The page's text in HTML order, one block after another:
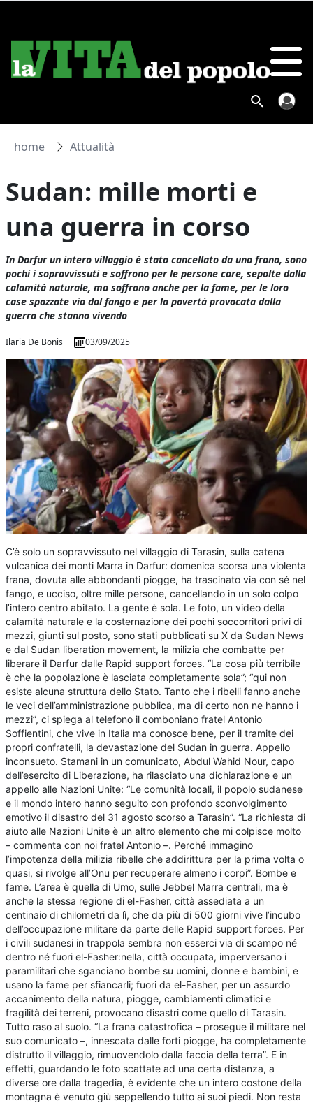
home Attualità
Sudan: mille morti e
una guerra in corso
In Darfur un intero villaggio è stato cancellato da una frana, sono
pochi i sopravvissuti e soffrono per le persone care, sepolte dalla
calamità naturale, ma soffrono anche per la fame, per le loro
case spazzate via dal fango e per la povertà provocata dalla
guerra che stanno vivendo
Ilaria De Bonis 03/09/2025
C’è solo un sopravvissuto nel villaggio di Tarasin, sulla catena
vulcanica dei monti Marra in Darfur: domenica scorsa una violenta
frana, dovuta alle abbondanti piogge, ha trascinato via con sé nel
fango, e ucciso, oltre mille persone, cancellando in un solo colpo
l’intero centro abitato. La gente è sola. Le foto, un video della
calamità naturale e la costernazione dei pochi soccorritori privi di
mezzi, giunti sul posto, sono stati pubblicati su X da Sudan News
e dal Sudan liberation movement, la milizia che combatte per
liberare il Darfur dalle Rapid support forces. “La cosa più terribile
è che la popolazione è lasciata completamente sola”; “qui non
esiste alcuna struttura dello Stato. Tanto che i ribelli fanno anche
le veci dell’amministrazione pubblica, ma di certo non ne hanno i
mezzi”, ci spiega al telefono il comboniano fratel Antonio
Soffientini, che vive in Italia ma conosce bene, per il tramite dei
propri confratelli, la devastazione del Sudan in guerra. Appello
inconsueto. Stamani in un comunicato, Abdul Wahid Nour, capo
dell’esercito di Liberazione, ha rilasciato una dichiarazione e un
appello alle Nazioni Unite: “Le comunità locali, il popolo sudanese
e il mondo intero hanno seguito con profondo sconvolgimento
emotivo il disastro del 31 agosto scorso a Tarasin”. “La richiesta di
aiuto alle Nazioni Unite è un altro elemento che mi colpisce molto
– commenta con noi fratel Antonio –. Perché immagino
l’impotenza della milizia ribelle che addirittura per la prima volta o
quasi, si rivolge all’Onu per recuperare almeno i corpi”. Bombe e
fame. L’area è quella di Umo, sulle Jebbel Marra centrali, ma è
anche la stessa regione di el-Fasher, città assediata a un
centinaio di chilometri da lì, che da più di 500 giorni vive l’incubo
dell’occupazione militare da parte delle Rapid support forces. Per
i civili sudanesi in trappola sembra non esserci via di scampo né
dentro né fuori el-Fasher:nella, città occupata, imperversano i
paramilitari che sganciano bombe su uomini, donne e bambini, e
usano la fame per sfiancarli; fuori da el-Fasher, per un assurdo
accanimento della natura, piogge, cambiamenti climatici e
fragilità dei terreni, provocano disastri come quello di Tarasin.
Tutto raso al suolo. “La frana catastrofica – prosegue il militare nel
suo comunicato –, innescata dalle forti piogge, ha completamente
distrutto il villaggio, rimuovendolo dalla faccia della terra”. E in
effetti, guardando le foto scattate ad una certa distanza, a
diverse ore dalla tragedia, è evidente che un intero costone della
montagna è venuto giù seppellendo tutto ai suoi piedi. Non resta